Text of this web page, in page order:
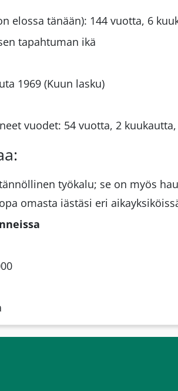
elossa tänään): 144 vuotta, 6
tapahtuman ikä
1969 (Kuun lasku)
vuodet: 54 vuotta, 2 kuukautta,
työkalu; se on myös
omasta iästäsi eri